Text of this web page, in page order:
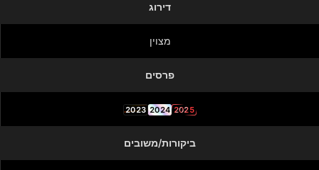
דירוג
מצוין
פרסים
2025
2024
2023
ביקורות/משובים